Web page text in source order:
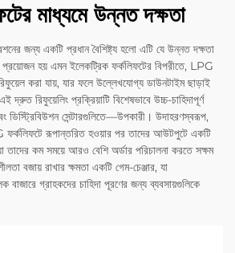
মাধ্যমে উন্নত দক্ষতা
জন্য একটি প্রধান বৈশিষ্ট্য হলো এটি যে উন্নত দক্ষতা
প্রয়োজন হয় এমন ইলেকট্রিক ফর্কলিফটের বিপরীতে, LPG
করা যায়, যার ফলে উল্লেখযোগ্য ডাউনটাইম ছাড়াই
রিফুয়েলিং প্রক্রিয়াটি বিশেষভাবে উচ্চ-চাহিদাপূর্ণ
ডিস্ট্রিবিউশন সেন্টারগুলিতে—উপকারী। উদাহরণস্বরূপ,
ফর্কলিফটে রূপান্তরিত হওয়ার পর তাদের আউটপুটে একটি
তাদের কম সময়ে আরও বেশি অর্ডার পরিচালনা করতে সক্ষম
বজায় রাখার ক্ষমতা একটি গেম-চেঞ্জার, যা
বাজারে গ্রাহকদের চাহিদা পূরণের জন্য ব্যবসায়গুলিকে